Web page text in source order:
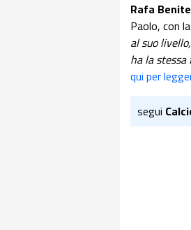
Rafa
Paolo, con
al suo
ha la
qui per
segui